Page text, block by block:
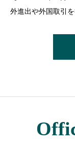
外進出や外国取引